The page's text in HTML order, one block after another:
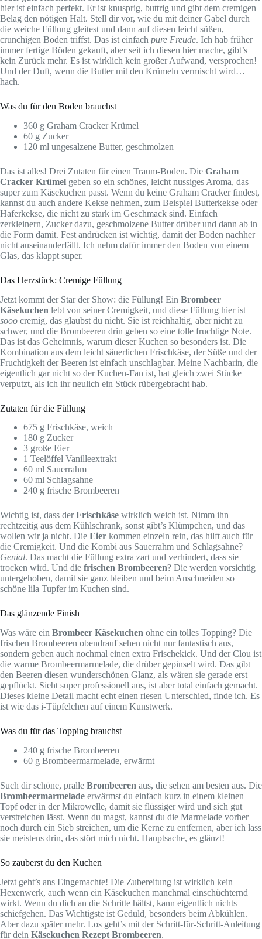
hier ist einfach perfekt. Er ist knusprig, buttrig und gibt dem cremigen
Belag den nötigen Halt. Stell dir vor, wie du mit deiner Gabel durch
die weiche Füllung gleitest und dann auf diesen leicht süßen,
crunchigen Boden triffst. Das ist einfach pure Freude. Ich hab früher
immer fertige Böden gekauft, aber seit ich diesen hier mache, gibt’s
kein Zurück mehr. Es ist wirklich kein großer Aufwand, versprochen!
Und der Duft, wenn die Butter mit den Krümeln vermischt wird…
hach.
Was du für den Boden brauchst
360 g Graham Cracker Krümel
60 g Zucker
120 ml ungesalzene Butter, geschmolzen
Das ist alles! Drei Zutaten für einen Traum-Boden. Die Graham
Cracker Krümel geben so ein schönes, leicht nussiges Aroma, das
super zum Käsekuchen passt. Wenn du keine Graham Cracker findest,
kannst du auch andere Kekse nehmen, zum Beispiel Butterkekse oder
Haferkekse, die nicht zu stark im Geschmack sind. Einfach
zerkleinern, Zucker dazu, geschmolzene Butter drüber und dann ab in
die Form damit. Fest andrücken ist wichtig, damit der Boden nachher
nicht auseinanderfällt. Ich nehm dafür immer den Boden von einem
Glas, das klappt super.
Das Herzstück: Cremige Füllung
Jetzt kommt der Star der Show: die Füllung! Ein Brombeer
Käsekuchen lebt von seiner Cremigkeit, und diese Füllung hier ist
sooo cremig, das glaubst du nicht. Sie ist reichhaltig, aber nicht zu
schwer, und die Brombeeren drin geben so eine tolle fruchtige Note.
Das ist das Geheimnis, warum dieser Kuchen so besonders ist. Die
Kombination aus dem leicht säuerlichen Frischkäse, der Süße und der
Fruchtigkeit der Beeren ist einfach unschlagbar. Meine Nachbarin, die
eigentlich gar nicht so der Kuchen-Fan ist, hat gleich zwei Stücke
verputzt, als ich ihr neulich ein Stück rübergebracht hab.
Zutaten für die Füllung
675 g Frischkäse, weich
180 g Zucker
3 große Eier
1 Teelöffel Vanilleextrakt
60 ml Sauerrahm
60 ml Schlagsahne
240 g frische Brombeeren
Wichtig ist, dass derFrischkäse wirklich weich ist. Nimm ihn
rechtzeitig aus dem Kühlschrank, sonst gibt’s Klümpchen, und das
wollen wir ja nicht. Die Eier kommen einzeln rein, das hilft auch für
die Cremigkeit. Und die Kombi aus Sauerrahm und Schlagsahne?
Genial. Das macht die Füllung extra zart und verhindert, dass sie
trocken wird. Und die frischen Brombeeren? Die werden vorsichtig
untergehoben, damit sie ganz bleiben und beim Anschneiden so
schöne lila Tupfer im Kuchen sind.
Das glänzende Finish
Was wäre ein Brombeer Käsekuchen ohne ein tolles Topping? Die
frischen Brombeeren obendrauf sehen nicht nur fantastisch aus,
sondern geben auch nochmal einen extra Frischekick. Und der Clou ist
die warme Brombeermarmelade, die drüber gepinselt wird. Das gibt
den Beeren diesen wunderschönen Glanz, als wären sie gerade erst
gepflückt. Sieht super professionell aus, ist aber total einfach gemacht.
Dieses kleine Detail macht echt einen riesen Unterschied, finde ich. Es
ist wie das i-Tüpfelchen auf einem Kunstwerk.
Was du für das Topping brauchst
240 g frische Brombeeren
60 g Brombeermarmelade, erwärmt
Such dir schöne, pralle Brombeeren aus, die sehen am besten aus. Die
Brombeermarmelade erwärmst du einfach kurz in einem kleinen
Topf oder in der Mikrowelle, damit sie flüssiger wird und sich gut
verstreichen lässt. Wenn du magst, kannst du die Marmelade vorher
noch durch ein Sieb streichen, um die Kerne zu entfernen, aber ich lass
sie meistens drin, das stört mich nicht. Hauptsache, es glänzt!
So zauberst du den Kuchen
Jetzt geht’s ans Eingemachte! Die Zubereitung ist wirklich kein
Hexenwerk, auch wenn ein Käsekuchen manchmal einschüchternd
wirkt. Wenn du dich an die Schritte hältst, kann eigentlich nichts
schiefgehen. Das Wichtigste ist Geduld, besonders beim Abkühlen.
Aber dazu später mehr. Los geht’s mit der Schritt-für-Schritt-Anleitung
für dein Käsekuchen Rezept Brombeeren.